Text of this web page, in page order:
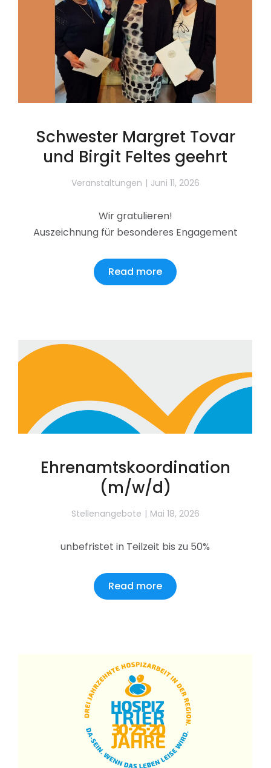
Schwester Margret Tovar
und Birgit Feltes geehrt
Veranstaltungen Juni 11, 2026
Wir gratulieren!
Auszeichnung für besonderes Engagement
Read more
Ehrenamtskoordination
(m/w/d)
Stellenangebote Mai 18, 2026
unbefristet in Teilzeit bis zu 50%
Read more